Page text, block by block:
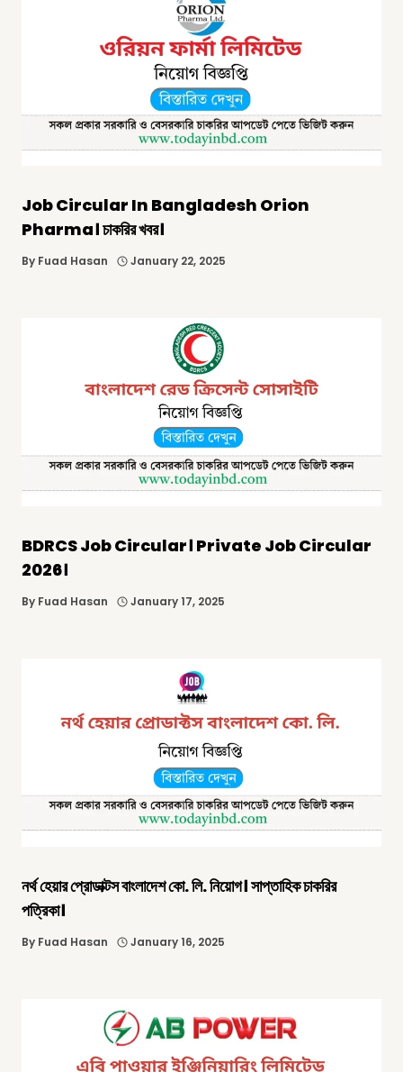
Job Circular In Bangladesh Orion
Pharma। চাকরির খবর।
By Fuad Hasan January 22, 2025
BDRCS Job Circular। Private Job Circular
2026।
By Fuad Hasan January 17, 2025
নর্থ হেয়ার প্রোডাক্টস বাংলাদেশ কো. লি. নিয়োগ। সাপ্তাহিক চাকরির
পত্রিকা।
By Fuad Hasan January 16, 2025